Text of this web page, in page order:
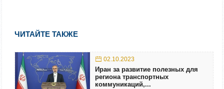
ЧИТАЙТЕ ТАКЖЕ
02.10.2023
Иран за развитие полезных для
региона транспортных
коммуникаций,...